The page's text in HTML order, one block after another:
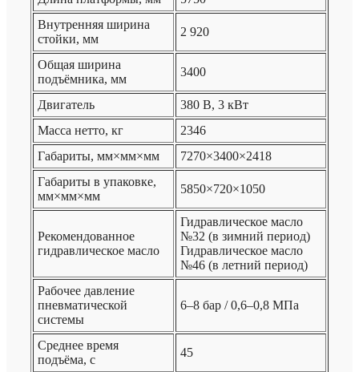
Внутренняя ширина
стойки, мм
2 920
Общая ширина
подъёмника, мм
3400
Двигатель
380 В, 3 кВт
Масса нетто, кг
2346
Габариты, мм×мм×мм
7270×3400×2418
Габариты в упаковке,
мм×мм×мм
5850×720×1050
Рекомендованное
гидравлическое масло
Гидравлическое масло
№32 (в зимний период)
Гидравлическое масло
№46 (в летний период)
Рабочее давление
пневматической
системы
6–8 бар / 0,6–0,8 МПа
Среднее время
подъёма, с
45